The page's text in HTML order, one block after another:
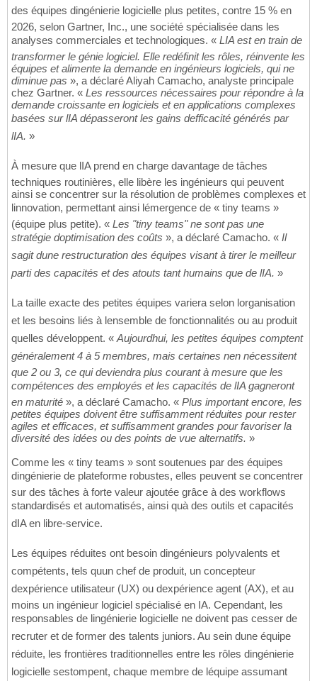
des équipes dingénierie logicielle plus petites, contre 15 % en
2026, selon Gartner, Inc., une société spécialisée dans les
analyses commerciales et technologiques. « LIA est en train de
transformer le génie logiciel. Elle redéfinit les rôles, réinvente les
équipes et alimente la demande en ingénieurs logiciels, qui ne
diminue pas », a déclaré Aliyah Camacho, analyste principale
chez Gartner. « Les ressources nécessaires pour répondre à la
demande croissante en logiciels et en applications complexes
basées sur lIA dépasseront les gains defficacité générés par
lIA. »
À mesure que lIA prend en charge davantage de tâches
techniques routinières, elle libère les ingénieurs qui peuvent
ainsi se concentrer sur la résolution de problèmes complexes et
linnovation, permettant ainsi lémergence de « tiny teams »
(équipe plus petite). « Les "tiny teams" ne sont pas une
stratégie doptimisation des coûts », a déclaré Camacho. « Il
sagit dune restructuration des équipes visant à tirer le meilleur
parti des capacités et des atouts tant humains que de lIA. »
La taille exacte des petites équipes variera selon lorganisation
et les besoins liés à lensemble de fonctionnalités ou au produit
quelles développent. « Aujourdhui, les petites équipes comptent
généralement 4 à 5 membres, mais certaines nen nécessitent
que 2 ou 3, ce qui deviendra plus courant à mesure que les
compétences des employés et les capacités de lIA gagneront
en maturité », a déclaré Camacho. « Plus important encore, les
petites équipes doivent être suffisamment réduites pour rester
agiles et efficaces, et suffisamment grandes pour favoriser la
diversité des idées ou des points de vue alternatifs. »
Comme les « tiny teams » sont soutenues par des équipes
dingénierie de plateforme robustes, elles peuvent se concentrer
sur des tâches à forte valeur ajoutée grâce à des workflows
standardisés et automatisés, ainsi quà des outils et capacités
dIA en libre-service.
Les équipes réduites ont besoin dingénieurs polyvalents et
compétents, tels quun chef de produit, un concepteur
dexpérience utilisateur (UX) ou dexpérience agent (AX), et au
moins un ingénieur logiciel spécialisé en IA. Cependant, les
responsables de lingénierie logicielle ne doivent pas cesser de
recruter et de former des talents juniors. Au sein dune équipe
réduite, les frontières traditionnelles entre les rôles dingénierie
logicielle sestompent, chaque membre de léquipe assumant